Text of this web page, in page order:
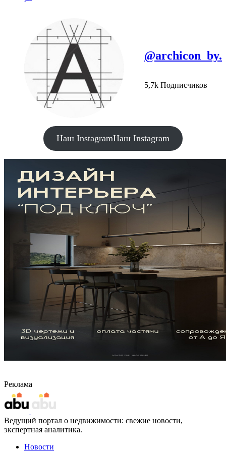
@archicon_by.
5,7k Подписчиков
Наш InstagramНаш Instagram
Реклама
Ведущий портал о недвижимости: свежие новости,
экспертная аналитика.
Новости